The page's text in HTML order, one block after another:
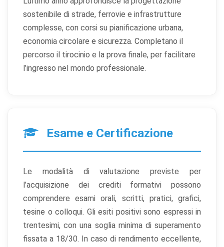
sostenibile di strade, ferrovie e infrastrutture
complesse, con corsi su pianificazione urbana,
economia circolare e sicurezza. Completano il
percorso il tirocinio e la prova finale, per facilitare
l’ingresso nel mondo professionale.
Esame e Certificazione
Le modalità di valutazione previste per
l’acquisizione dei crediti formativi possono
comprendere esami orali, scritti, pratici, grafici,
tesine o colloqui. Gli esiti positivi sono espressi in
trentesimi, con una soglia minima di superamento
fissata a 18/30. In caso di rendimento eccellente,
Preferenze cookie
Indispensabili al funzionamento del sito (sessione,
non può funzionare correttamente.
Permettono al sito di ricordare scelte che modificano
l'aspetto o il comportamento (es. lingua, layout).
Cookie statistici
Aiutano a capire come gli utenti interagiscono con il